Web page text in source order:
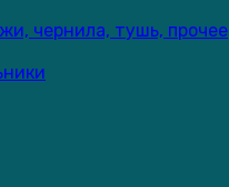
чернила, тушь, прочее